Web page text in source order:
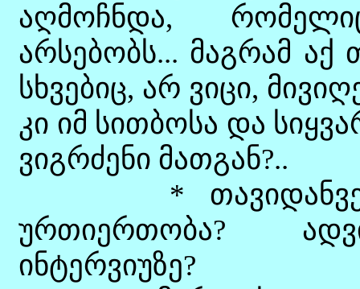
აღმოჩნდა,
არსებობს... მაგრამ აქ
სხვებიც, არ ვიცი,
კი იმ სითბოსა და
ვიგრძენი მათგან?..
* თავიდანვე არ
ურთიერთობა?
ინტერვიუზე?